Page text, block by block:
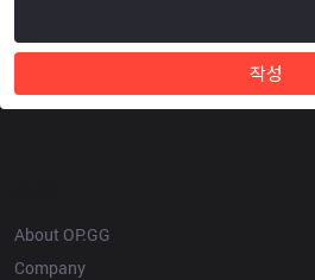
작성
About OP.GG
Company